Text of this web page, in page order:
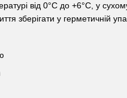
від 0°C до +6°C, у
зберігати у герметичній